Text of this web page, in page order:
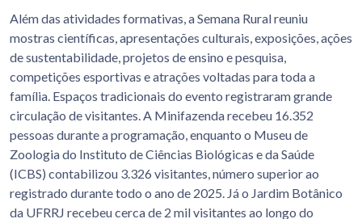
Além das atividades formativas, a Semana Rural reuniu
mostras científicas, apresentações culturais, exposições, ações
de sustentabilidade, projetos de ensino e pesquisa,
competições esportivas e atrações voltadas para toda a
família. Espaços tradicionais do evento registraram grande
circulação de visitantes. A Minifazenda recebeu 16.352
pessoas durante a programação, enquanto o Museu de
Zoologia do Instituto de Ciências Biológicas e da Saúde
(ICBS) contabilizou 3.326 visitantes, número superior ao
registrado durante todo o ano de 2025. Já o Jardim Botânico
da UFRRJ recebeu cerca de 2 mil visitantes ao longo do